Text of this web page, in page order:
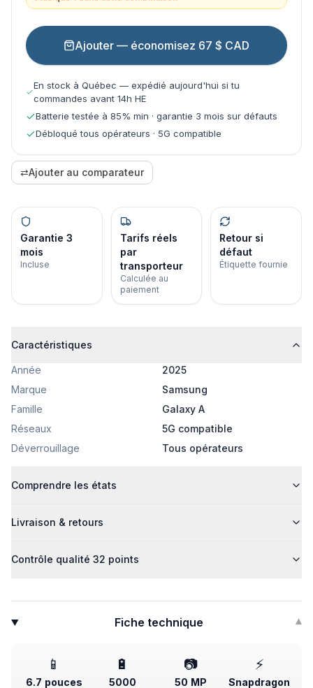
Ajouter — économisez 67 $ CAD
En stock à Québec — expédié aujourd'hui si tu
commandes avant 14h HE
Batterie testée à 85% min · garantie 3 mois sur défauts
Débloqué tous opérateurs · 5G compatible
⇄Ajouter au comparateur
Garantie 3
mois
Incluse
Tarifs réels
par
transporteur
Calculée au
paiement
Retour si
défaut
Étiquette fournie
Caractéristiques
Année
2025
Marque
Samsung
Famille
Galaxy A
Réseaux
5G compatible
Déverrouillage
Tous opérateurs
Comprendre les états
Livraison & retours
Contrôle qualité 32 points
Fiche technique ▾
📱
6.7 pouces
🔋
5000
📷
50 MP
⚡
Snapdragon